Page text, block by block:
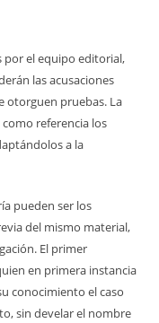
por el equipo editorial,
las acusaciones
otorguen pruebas. La
referencia los
a la
pueden ser los
del mismo material,
El primer
en primera instancia
conocimiento el caso
sin develar el nombre